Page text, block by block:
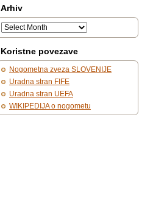
Arhiv
Koristne povezave
Nogometna zveza SLOVENIJE
Uradna stran FIFE
Uradna stran UEFA
WIKIPEDIJA o nogometu